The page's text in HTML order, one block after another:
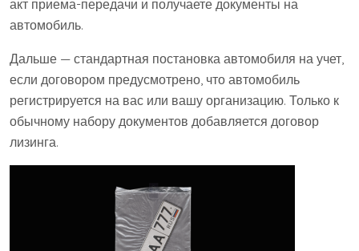
акт приема-передачи и получаете документы на
автомобиль.
Дальше — стандартная постановка автомобиля на учет,
если договором предусмотрено, что автомобиль
регистрируется на вас или вашу организацию. Только к
обычному набору документов добавляется договор
лизинга.